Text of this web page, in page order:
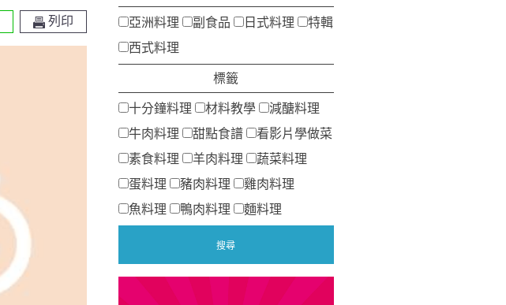
列印 亞洲料理 副食品 日式料理
特輯
西式料理
標籤
十分鐘料理 材料教學
減醣料理
牛肉料理
甜點食譜
看影片學做菜
素食料理
羊肉料理
蔬菜料理
蛋料理
豬肉料理
雞肉料理
魚料理
鴨肉料理 麵料理